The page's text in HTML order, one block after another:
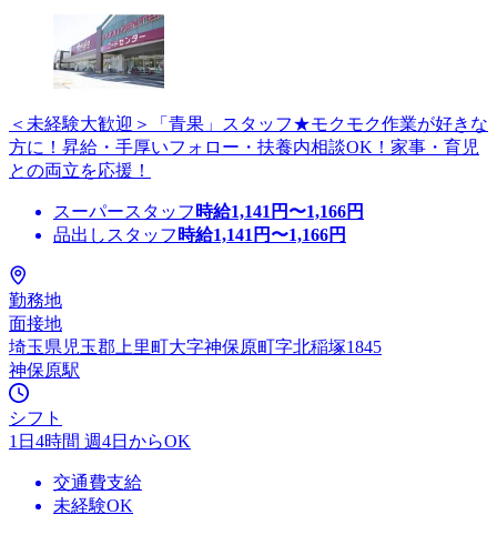
＜未経験大歓迎＞「青果」スタッフ★モクモク作業が好きな
方に！昇給・手厚いフォロー・扶養内相談OK！家事・育児
との両立を応援！
スーパースタッフ 時給1,141 円〜1,166円
品出しスタッフ 時給1,141 円〜1,166円
勤務地
面接地
埼玉県児玉郡上里町大字神保原町字北稲塚1845
神保原駅
シフト
1日4時間 週4日からOK
交通費支給
未経験OK